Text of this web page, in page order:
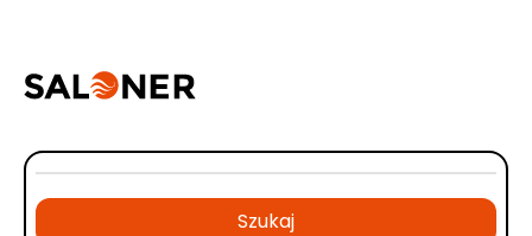
Szukaj